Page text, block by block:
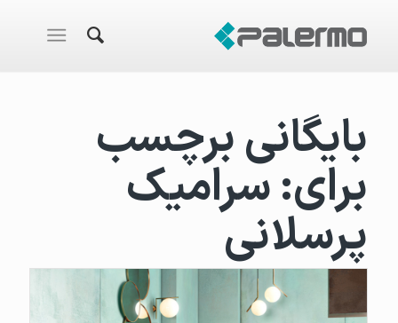
بایگانی برچسب
برای:سرامیک
پرسلانی